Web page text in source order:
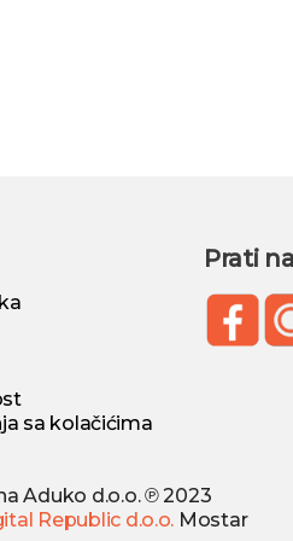
sa kolačićima
Prati
Aduko d.o.o. ℗ 2023
Republic d.o.o. Mostar